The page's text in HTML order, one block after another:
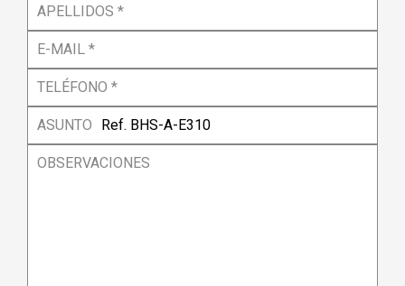
APELLIDOS *
E-MAIL *
TELÉFONO *
ASUNTO
OBSERVACIONES